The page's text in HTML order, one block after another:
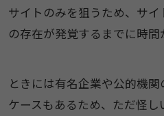
サイトのみを狙うため、サ
の存在が発覚するまでに時間
ときには有名企業や公的機
ケースもあるため、ただ怪